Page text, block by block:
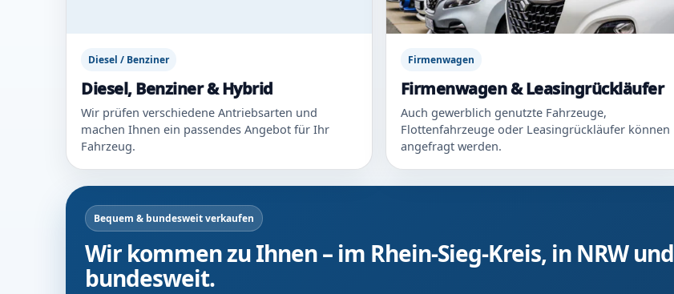
Diesel / Benziner
Diesel, Benziner & Hybrid
Wir prüfen verschiedene Antriebsarten und
machen Ihnen ein passendes Angebot für Ihr
Fahrzeug.
Firmenwagen
Firmenwagen & Leasingrückläufer
Auch gewerblich genutzte Fahrzeuge,
Flottenfahrzeuge oder Leasingrückläufer können
angefragt werden.
Bequem & bundesweit verkaufen
Wir kommen zu Ihnen – im Rhein-Sieg-Kreis, in NRW und
bundesweit.